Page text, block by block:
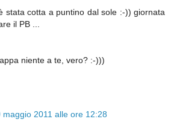
stata cotta a puntino dal sole :-)) giornata
il PB ...
niente a te, vero? :-)))
maggio 2011 alle ore 12:28